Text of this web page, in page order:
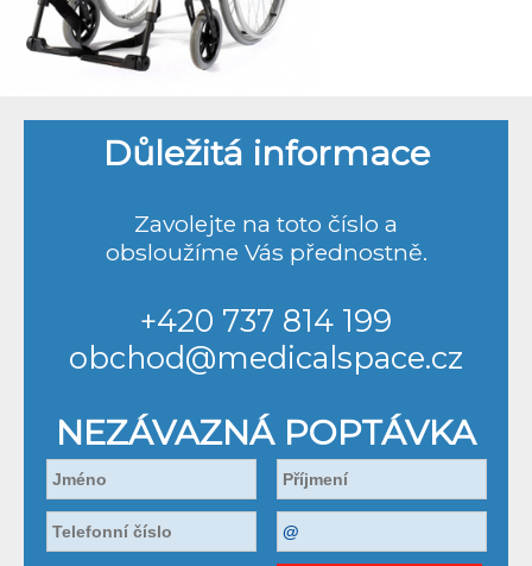
Důležitá informace
Zavolejte na toto číslo a
obsloužíme Vás přednostně.
+420 737 814 199
obchod@medicalspace.cz
NEZÁVAZNÁ POPTÁVKA